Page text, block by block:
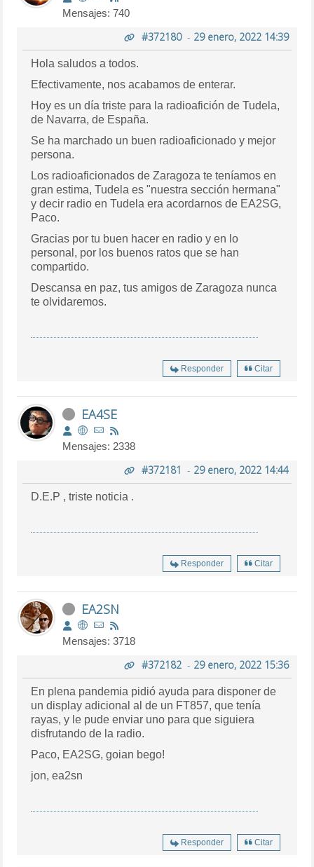
Mensajes: 740
#372180- 29 enero, 2022 14:39
Hola saludos a todos.
Efectivamente, nos acabamos de enterar.
Hoy es un día triste para la radioafición de Tudela,
de Navarra, de España.
Se ha marchado un buen radioaficionado y mejor
persona.
Los radioaficionados de Zaragoza te teníamos en
gran estima, Tudela es "nuestra sección hermana"
y decir radio en Tudela era acordarnos de EA2SG,
Paco.
Gracias por tu buen hacer en radio y en lo
personal, por los buenos ratos que se han
compartido.
Descansa en paz, tus amigos de Zaragoza nunca
te olvidaremos.
Responder Citar
EA4SE
Mensajes: 2338
#372181 - 29 enero, 2022 14:44
D.E.P , triste noticia .
Responder Citar
EA2SN
Mensajes: 3718
#372182- 29 enero, 2022 15:36
En plena pandemia pidió ayuda para disponer de
un display adicional al de un FT857, que tenía
rayas, y le pude enviar uno para que siguiera
disfrutando de la radio.
Paco, EA2SG, goian bego!
jon, ea2sn
Responder Citar